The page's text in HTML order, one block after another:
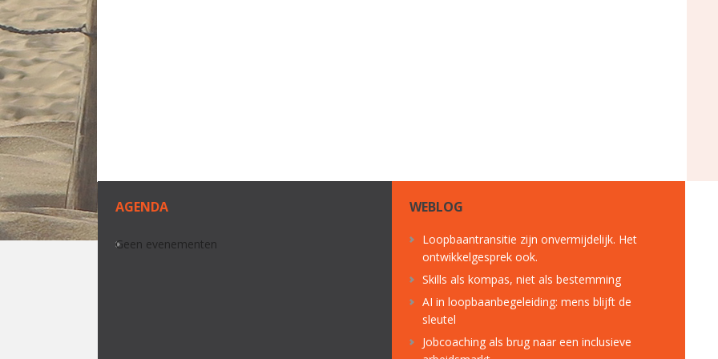
AGENDA
Geen evenementen
WEBLOG
Loopbaantransitie zijn onvermijdelijk. Het
ontwikkelgesprek ook.
Skills als kompas, niet als bestemming
AI in loopbaanbegeleiding: mens blijft de
sleutel
Jobcoaching als brug naar een inclusieve